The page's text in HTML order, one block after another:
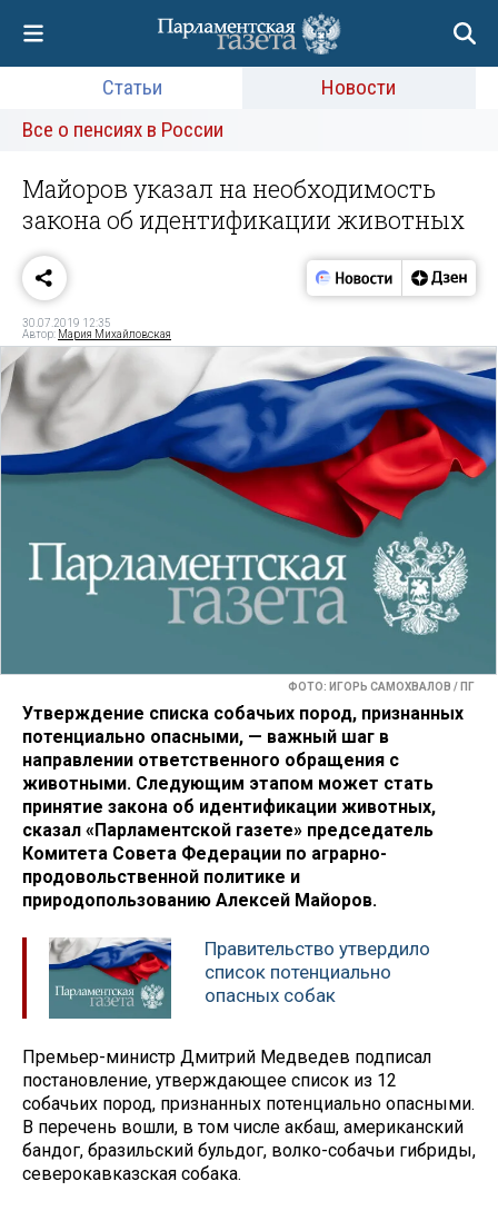
Статьи
Новости
Все о пенсиях в России
Майоров указал на необходимость
закона об идентификации животных
30.07.2019 12:35
Автор: Мария Михайловская
ФОТО: ИГОРЬ САМОХВАЛОВ / ПГ
Утверждение списка собачьих пород, признанных
потенциально опасными, — важный шаг в
направлении ответственного обращения с
животными. Следующим этапом может стать
принятие закона об идентификации животных,
сказал «Парламентской газете» председатель
Комитета Совета Федерации по аграрно-
продовольственной политике и
природопользованию Алексей Майоров.
Правительство утвердило
список потенциально
опасных собак
Премьер-министр Дмитрий Медведев подписал
постановление, утверждающее список из 12
собачьих пород, признанных потенциально опасными.
В перечень вошли, в том числе акбаш, американский
бандог, бразильский бульдог, волко-собачьи гибриды,
северокавказская собака.